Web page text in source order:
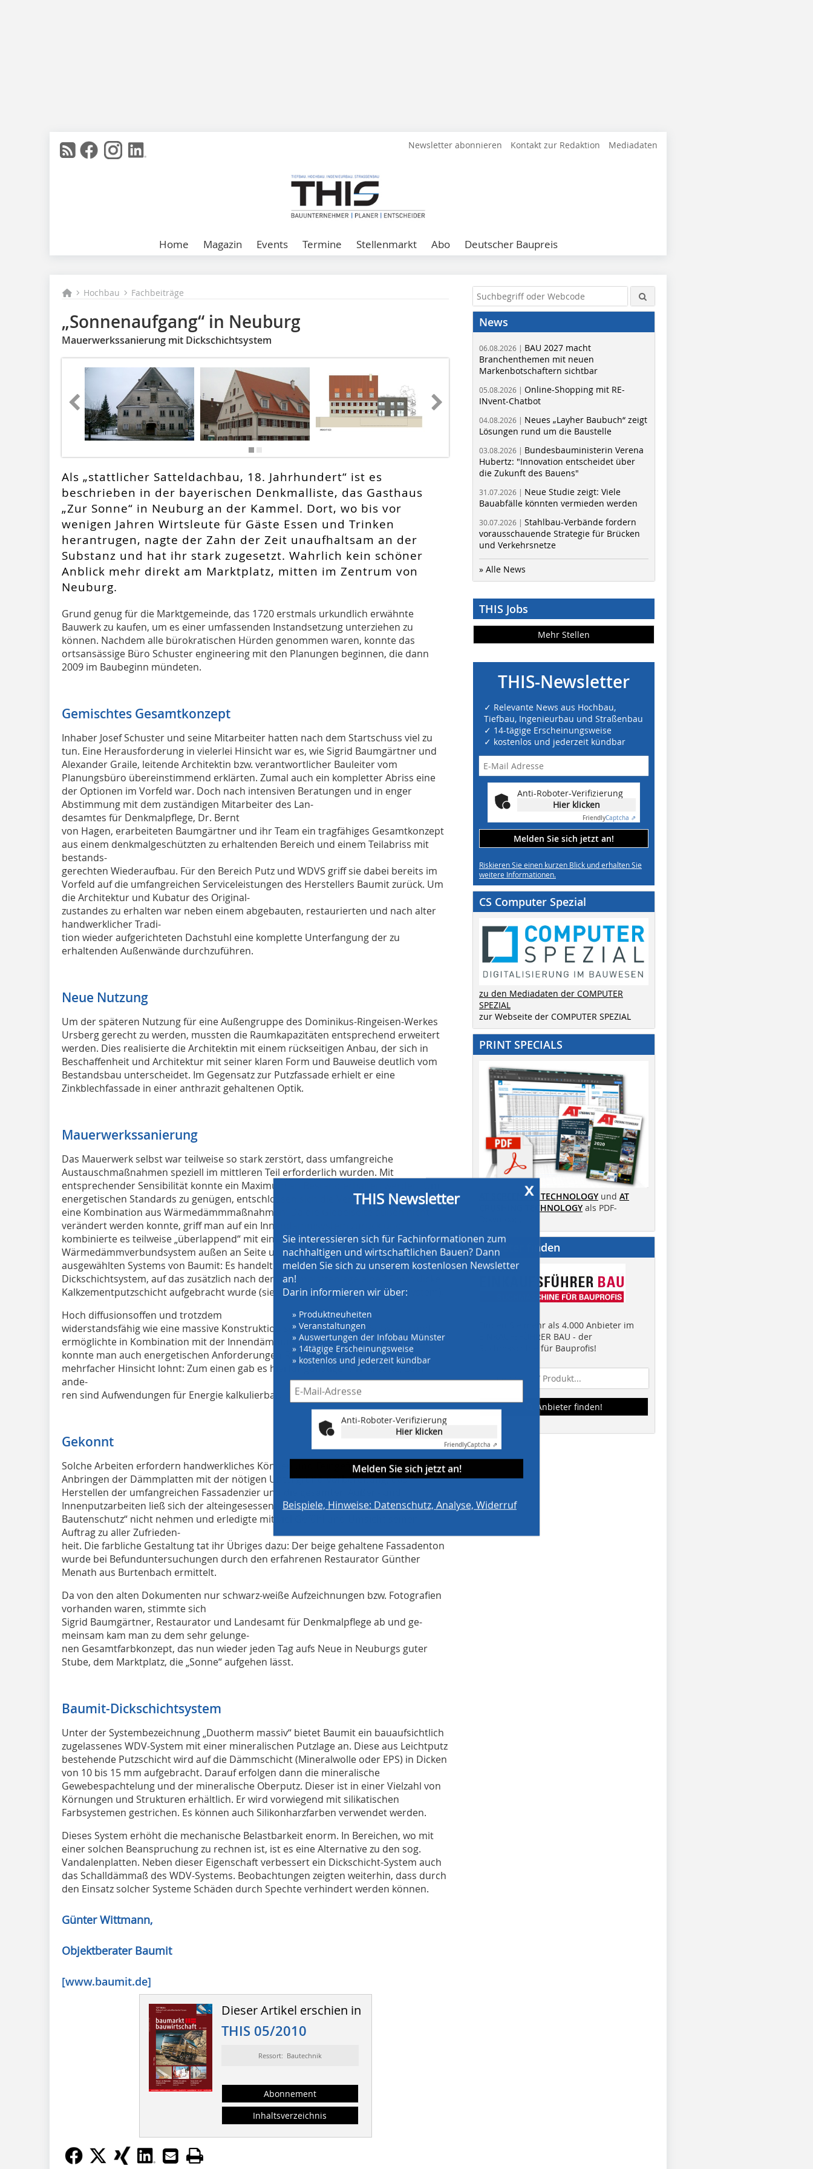
Newsletter abonnieren Kontakt zur Redaktion Mediadaten
Home Magazin Events Termine Stellenmarkt Abo Deutscher Baupreis
Hochbau Fachbeiträge
„Sonnenaufgang“ in Neuburg
Mauerwerkssanierung mit Dickschichtsystem
Als „stattlicher Satteldachbau, 18. Jahrhundert“ ist es
beschrieben in der bayerischen Denkmalliste, das Gasthaus
„Zur Sonne“ in Neuburg an der Kammel. Dort, wo bis vor
wenigen Jahren Wirtsleute für Gäste Essen und Trinken
herantrugen, nagte der Zahn der Zeit unaufhaltsam an der
Substanz und hat ihr stark zugesetzt. Wahrlich kein schöner
Anblick mehr direkt am Marktplatz, mitten im Zentrum von
Neuburg.
Grund genug für die Marktgemeinde, das 1720 erstmals urkundlich erwähnte
Bauwerk zu kaufen, um es einer umfassenden Instandsetzung unterziehen zu
können. Nachdem alle bürokratischen Hürden genommen waren, konnte das
ortsansässige Büro Schuster engineering mit den Planungen beginnen, die dann
2009 im Baubeginn mündeten.
Gemischtes Gesamtkonzept
Inhaber Josef Schuster und seine Mitarbeiter hatten nach dem Startschuss viel zu
tun. Eine Herausforderung in vielerlei Hinsicht war es, wie Sigrid Baumgärtner und
Alexander Graile, leitende Architektin bzw. verantwortlicher Bauleiter vom
Planungsbüro übereinstimmend erklärten. Zumal auch ein kompletter Abriss eine
der Optionen im Vorfeld war. Doch nach intensiven Beratungen und in enger
Abstimmung mit dem zuständigen Mitarbeiter des Lan-
desamtes für Denkmalpflege, Dr. Bernt
von Hagen, erarbeiteten Baumgärtner und ihr Team ein tragfähiges Gesamtkonzept
aus einem denkmalgeschützten zu erhaltenden Bereich und einem Teilabriss mit
bestands-
gerechten Wiederaufbau. Für den Bereich Putz und WDVS griff sie dabei bereits im
Vorfeld auf die umfangreichen Serviceleistungen des Herstellers Baumit zurück. Um
die Architektur und Kubatur des Original-
zustandes zu erhalten war neben einem abgebauten, restaurierten und nach alter
handwerklicher Tradi-
tion wieder aufgerichteten Dachstuhl eine komplette Unterfangung der zu
erhaltenden Außenwände durchzuführen.
Neue Nutzung
Um der späteren Nutzung für eine Außengruppe des Dominikus-Ringeisen-Werkes
Ursberg gerecht zu werden, mussten die Raumkapazitäten entsprechend erweitert
werden. Dies realisierte die Architektin mit einem rückseitigen Anbau, der sich in
Beschaffenheit und Architektur mit seiner klaren Form und Bauweise deutlich vom
Bestandsbau unterscheidet. Im Gegensatz zur Putzfassade erhielt er eine
Zinkblechfassade in einer anthrazit gehaltenen Optik.
Mauerwerkssanierung
Das Mauerwerk selbst war teilweise so stark zerstört, dass umfangreiche
Austauschmaßnahmen speziell im mittleren Teil erforderlich wurden. Mit
entsprechender Sensibilität konnte ein Maximum an Bestand erhalten werden. Um
energetischen Standards zu genügen, entschlossen sich die Verantwortlichen für
eine Kombination aus Wärmedämmmaßnahmen: Da die Giebelseite außen nicht
verändert werden konnte, griff man auf ein Innendämmsystem zurück und
kombinierte es teilweise „überlappend“ mit einem mineralischen
Wärmedämmverbundsystem außen an Seite und Neubau. Die Besonderheit des
ausgewählten Systems von Baumit: Es handelt sich hier um ein sogenanntes
Dickschichtsystem, auf das zusätzlich nach der Dämmplattenlage eine 15 mm dicke
Kalkzementputzschicht aufgebracht wurde (siehe Beschreibung Dickschichtsystem).
Hoch diffusionsoffen und trotzdem
widerstandsfähig wie eine massive Konstruktion schützt es nun die Substanz und
ermöglichte in Kombination mit der Innendämmung einen KfW-40-Standard. Damit
konnte man auch energetischen Anforderungen Rechnung tragen, was sich in
mehrfacher Hinsicht lohnt: Zum einen gab es hierfür günstige KfW-Kredite, zum
ande-
ren sind Aufwendungen für Energie kalkulierbar.
Gekonnt
Solche Arbeiten erfordern handwerkliches Können und Feingefühl. Sowohl das
Anbringen der Dämmplatten mit der nötigen Untergrund-vorbereitung, das
Herstellen der umfangreichen Fassadenzier und die gesamten Außen- und
Innenputzarbeiten ließ sich der alteingesessene Neuburger Betrieb „Neuburger
Bautenschutz“ nicht nehmen und erledigte mit viel Gefühl und Umsicht seinen
Auftrag zu aller Zufrieden-
heit. Die farbliche Gestaltung tat ihr Übriges dazu: Der beige gehaltene Fassadenton
wurde bei Befunduntersuchungen durch den erfahrenen Restaurator Günther
Menath aus Burtenbach ermittelt.
Da von den alten Dokumenten nur schwarz-weiße Aufzeichnungen bzw. Fotografien
vorhanden waren, stimmte sich
Sigrid Baumgärtner, Restaurator und Landesamt für Denkmalpflege ab und ge-
meinsam kam man zu dem sehr gelunge-
nen Gesamtfarbkonzept, das nun wieder jeden Tag aufs Neue in Neuburgs guter
Stube, dem Marktplatz, die „Sonne“ aufgehen lässt.
Baumit-Dickschichtsystem
Unter der Systembezeichnung „Duotherm massiv“ bietet Baumit ein bauaufsichtlich
zugelassenes WDV-System mit einer mineralischen Putzlage an. Diese aus Leichtputz
bestehende Putzschicht wird auf die Dämmschicht (Mineralwolle oder EPS) in Dicken
von 10 bis 15 mm aufgebracht. Darauf erfolgen dann die mineralische
Gewebespachtelung und der mineralische Oberputz. Dieser ist in einer Vielzahl von
Körnungen und Strukturen erhältlich. Er wird vorwiegend mit silikatischen
Farbsystemen gestrichen. Es können auch Silikonharzfarben verwendet werden.
Dieses System erhöht die mechanische Belastbarkeit enorm. In Bereichen, wo mit
einer solchen Beanspruchung zu rechnen ist, ist es eine Alternative zu den sog.
Vandalenplatten. Neben dieser Eigenschaft verbessert ein Dickschicht-System auch
das Schalldämmaß des WDV-Systems. Beobachtungen zeigten weiterhin, dass durch
den Einsatz solcher Systeme Schäden durch Spechte verhindert werden können.
Günter Wittmann,
Objektberater Baumit
[www.baumit.de]
Dieser Artikel erschien in
THIS 05/2010
Ressort: Bautechnik
Abonnement
Inhaltsverzeichnis
x
THIS Newsletter
Sie interessieren sich für Fachinformationen zum
nachhaltigen und wirtschaftlichen Bauen? Dann
melden Sie sich zu unserem kostenlosen Newsletter
an!
Darin informieren wir über:
» Produktneuheiten
» Veranstaltungen
» Auswertungen der Infobau Münster
» 14tägige Erscheinungsweise
» kostenlos und jederzeit kündbar
Anti-Roboter-Verifizierung
Hier klicken
FriendlyCaptcha ⇗
Melden Sie sich jetzt an!
Beispiele, Hinweise: Datenschutz, Analyse, Widerruf
News
06.08.2026 | BAU 2027 macht
Branchenthemen mit neuen
Markenbotschaftern sichtbar
05.08.2026 | Online-Shopping mit RE-
INvent-Chatbot
04.08.2026 | Neues „Layher Baubuch“ zeigt
Lösungen rund um die Baustelle
03.08.2026 | Bundesbauministerin Verena
Hubertz: "Innovation entscheidet über
die Zukunft des Bauens"
31.07.2026 | Neue Studie zeigt: Viele
Bauabfälle könnten vermieden werden
30.07.2026 | Stahlbau-Verbände fordern
vorausschauende Strategie für Brücken
und Verkehrsnetze
» Alle News
THIS Jobs
Mehr Stellen
THIS-Newsletter
✓ Relevante News aus Hochbau,
Tiefbau, Ingenieurbau und Straßenbau
✓ 14-tägige Erscheinungsweise
✓ kostenlos und jederzeit kündbar
Anti-Roboter-Verifizierung
Hier klicken
FriendlyCaptcha ⇗
Melden Sie sich jetzt an!
Riskieren Sie einen kurzen Blick und erhalten Sie
weitere Informationen.
CS Computer Spezial
zu den Mediadaten der COMPUTER
SPEZIAL
zur Webseite der COMPUTER SPEZIAL
PRINT SPECIALS
AT SCREENING TECHNOLOGY und AT
CRUSHING TECHNOLOGY als PDF-
Anbieter finden
Finden Sie mehr als 4.000 Anbieter im
EINKAUFSFÜHRER BAU - der
Suchmaschine für Bauprofis!
Anbieter finden!